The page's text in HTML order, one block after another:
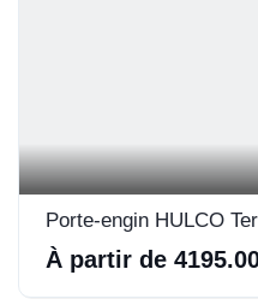
Porte-engin HULCO
À partir de